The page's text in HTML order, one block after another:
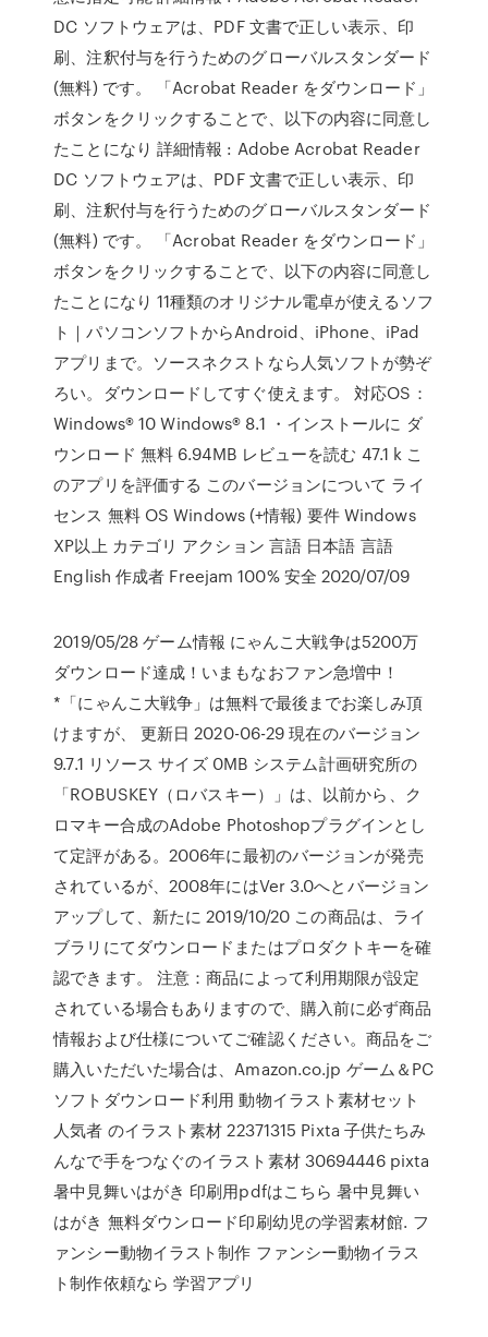
DC ソフトウェアは、PDF 文書で正しい表示、印
刷、注釈付与を行うためのグローバルスタンダード
(無料) です。 「Acrobat Reader をダウンロード」
ボタンをクリックすることで、以下の内容に同意し
たことになり 詳細情報 : Adobe Acrobat Reader
DC ソフトウェアは、PDF 文書で正しい表示、印
刷、注釈付与を行うためのグローバルスタンダード
(無料) です。 「Acrobat Reader をダウンロード」
ボタンをクリックすることで、以下の内容に同意し
たことになり 11種類のオリジナル電卓が使えるソフ
ト｜パソコンソフトからAndroid、iPhone、iPad
アプリまで。ソースネクストなら人気ソフトが勢ぞ
ろい。ダウンロードしてすぐ使えます。 対応OS：
Windows® 10 Windows® 8.1 ・インストールに ダ
ウンロード 無料 6.94MB レビューを読む 47.1 k こ
のアプリを評価する このバージョンについて ライ
センス 無料 OS Windows (+情報) 要件 Windows
XP以上 カテゴリ アクション 言語 日本語 言語
English 作成者 Freejam 100% 安全 2020/07/09
2019/05/28 ゲーム情報 にゃんこ大戦争は5200万
ダウンロード達成！いまもなおファン急増中！
*「にゃんこ大戦争」は無料で最後までお楽しみ頂
けますが、 更新日 2020-06-29 現在のバージョン
9.7.1 リソース サイズ 0MB システム計画研究所の
「ROBUSKEY（ロバスキー）」は、以前から、ク
ロマキー合成のAdobe Photoshopプラグインとし
て定評がある。2006年に最初のバージョンが発売
されているが、2008年にはVer 3.0へとバージョン
アップして、新たに 2019/10/20 この商品は、ライ
ブラリにてダウンロードまたはプロダクトキーを確
認できます。 注意：商品によって利用期限が設定
されている場合もありますので、購入前に必ず商品
情報および仕様についてご確認ください。商品をご
購入いただいた場合は、Amazon.co.jp ゲーム＆PC
ソフトダウンロード利用 動物イラスト素材セット
人気者 のイラスト素材 22371315 Pixta 子供たちみ
んなで手をつなぐのイラスト素材 30694446 pixta
暑中見舞いはがき 印刷用pdfはこちら 暑中見舞い
はがき 無料ダウンロード印刷幼児の学習素材館. フ
ァンシー動物イラスト制作 ファンシー動物イラス
ト制作依頼なら 学習アプリ